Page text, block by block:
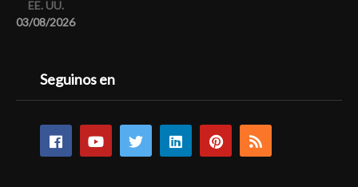
EE. UU.
03/08/2026
Seguinos en